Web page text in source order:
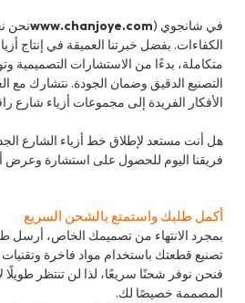
في شانجوي (www.chanjoye.comنحن
الكفاءات. بفضل خبرتنا العميقة في إنتاج
متكاملة، بدءًا من الاستشارات التصميمية
التصنيع الدقيق وضمان الجودة. نتشارك مع
الأفكار الفريدة إلى مجموعات أزياء شارع
هل أنت مستعد لإطلاق خط أزياء الشارع
فريقنا اليوم للحصول على استشارة
أكمل طلبك واستمتع بالشحن السريع
بمجرد الانتهاء من تصميمك الخاص، أرسل
تصنيع قطعتك باستخدام مواد فاخرة
فنحن نوفر شحنًا سريعًا، لذا لن تنتظر طويلًا
المصممة خصيصًا لك.